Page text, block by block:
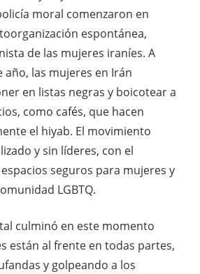
moral comenzaron en
espontánea,
de las mujeres iraníes. A
año, las mujeres en Irán
en listas negras y boicotear a
como cafés, que hacen
el hiyab. El movimiento
y sin líderes, con el
seguros para mujeres y
LGBTQ.
culminó en este momento
están al frente en todas partes,
y golpeando a los